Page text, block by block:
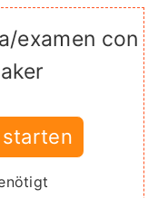
examen con
starten